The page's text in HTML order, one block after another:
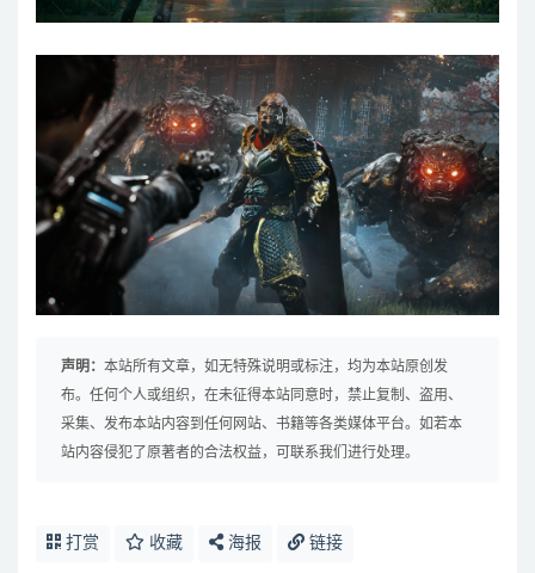
声明： 本站所有文章，如无特殊说明或标注，均为本站原创发
布。任何个人或组织，在未征得本站同意时，禁止复制、盗用、
采集、发布本站内容到任何网站、书籍等各类媒体平台。如若本
站内容侵犯了原著者的合法权益，可联系我们进行处理。
打赏 收藏 海报 链接